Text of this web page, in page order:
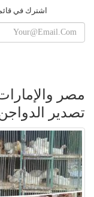
اشترك في
مصر
تصدير